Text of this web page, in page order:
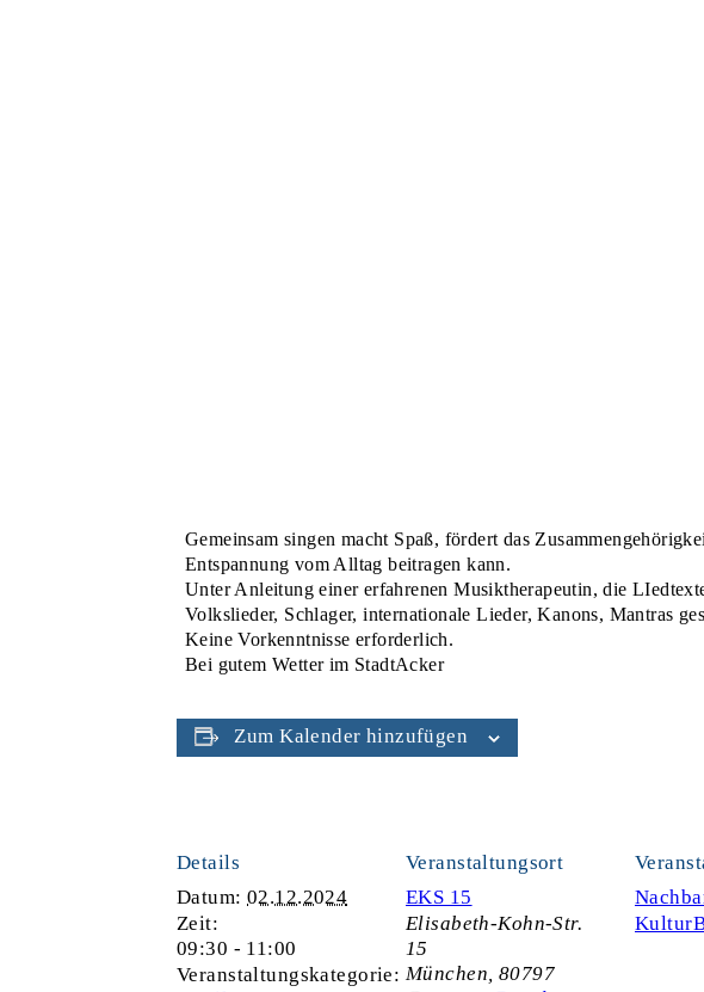
Gemeinsam singen macht Spaß, fördert das
Entspannung vom Alltag beitragen kann.
Unter Anleitung einer erfahrenen Musiktherapeutin, die
Volkslieder, Schlager, internationale Lieder, Kanons, Mantras
Keine Vorkenntnisse erforderlich.
Bei gutem Wetter im StadtAcker
Zum Kalender hinzufügen
Details
Datum: 02.12.2024
Zeit:
09:30 - 11:00
Veranstaltungskategorie:
Veranstaltungsort
EKS 15
Elisabeth-Kohn-Str.
15
München, 80797